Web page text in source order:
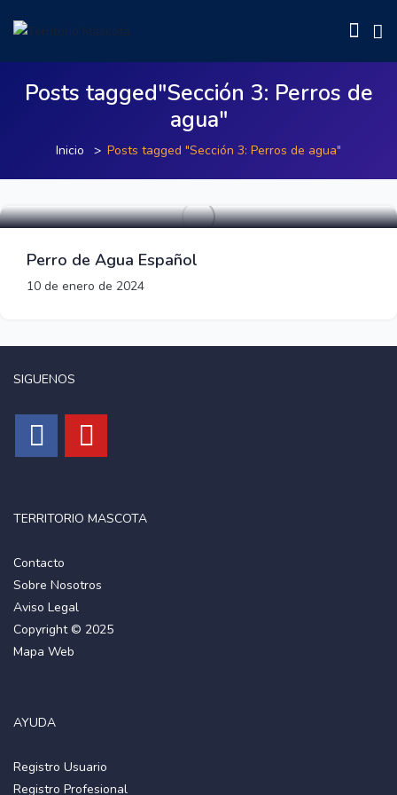
Posts tagged"Sección 3: Perros de
agua"
Inicio Posts tagged "Sección 3: Perros de agua"
Perro de Agua Español
10 de enero de 2024
SIGUENOS
TERRITORIO MASCOTA
Contacto
Sobre Nosotros
Aviso Legal
Copyright © 2025
Mapa Web
AYUDA
Registro Usuario
Registro Profesional